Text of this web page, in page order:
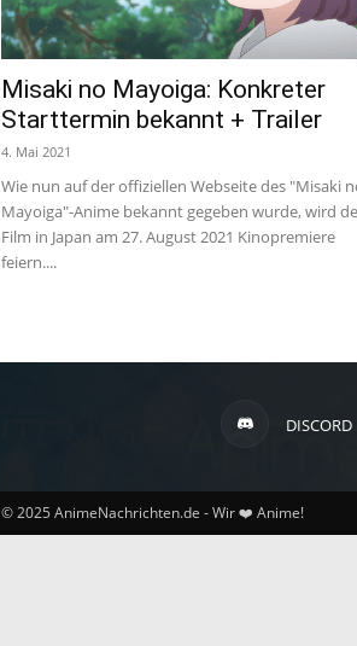
Misaki no Mayoiga: Konkreter
Starttermin bekannt + Trailer
4. Mai 2021
Wie nun auf der offiziellen Webseite des "Misaki
Mayoiga"-Anime bekannt gegeben wurde, wird
Film in Japan am 27. August 2021 Kinopremiere
feiern....
DISCORD
© 2025 AnimeNachrichten.de - Wir ❤️ Anime!